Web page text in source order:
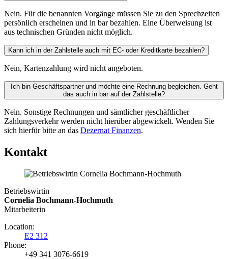
Nein. Für die benannten Vorgänge müssen Sie zu den Sprechzeiten
persönlich erscheinen und in bar bezahlen. Eine Überweisung ist
aus technischen Gründen nicht möglich.
Kann ich in der Zahlstelle auch mit EC- oder Kreditkarte bezahlen?
Nein, Kartenzahlung wird nicht angeboten.
Ich bin Geschäftspartner und möchte eine Rechnung begleichen. Geht
das auch in bar auf der Zahlstelle?
Nein. Sonstige Rechnungen und sämtlicher geschäftlicher
Zahlungsverkehr werden nicht hierüber abgewickelt. Wenden Sie
sich hierfür bitte an das Dezernat Finanzen.
Kontakt
Betriebswirtin
Cornelia Bochmann-Hochmuth
Mitarbeiterin
Location:
E2 312
Phone:
+49 341 3076-6619